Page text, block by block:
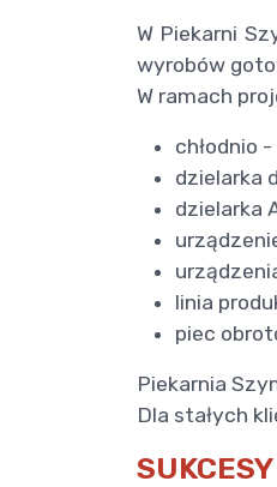
W Piekarni
wyrobów
W ramach
chłodnio
dzielarka
dzielarka
linia
piec
Piekarnia
Dla stałych